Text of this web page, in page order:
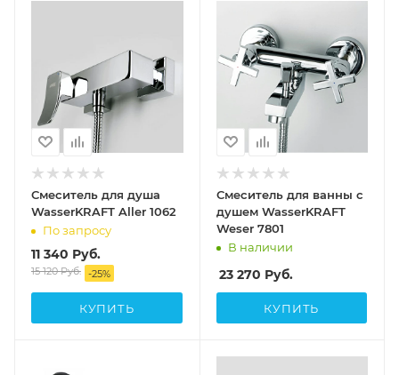
Смеситель для душа
WasserKRAFT Aller 1062
По запросу
11 340 Руб.
15 120Руб. -25%
КУПИТЬ
Смеситель для ванны с
душем WasserKRAFT
Weser 7801
В наличии
23 270 Руб.
КУПИТЬ